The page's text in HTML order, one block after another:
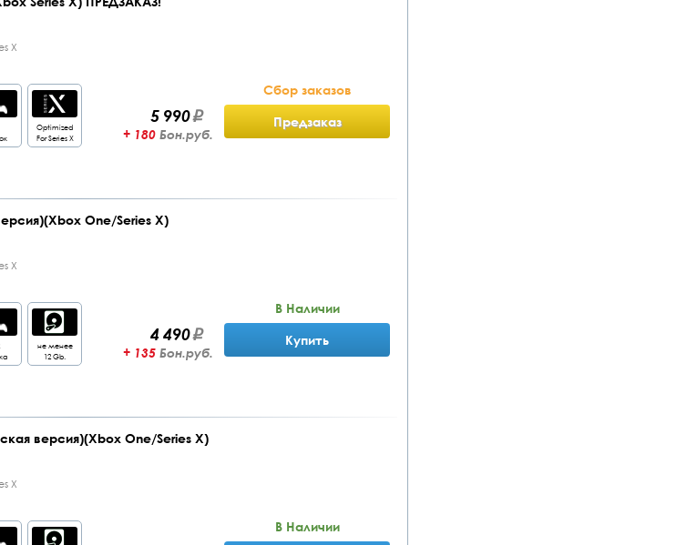
X
Optimized
For Series X
5 990
+ 180 Бон.руб.
Сбор заказов
Предзаказ
One/Series X)
X
не менее
12 Gb.
4 490
+ 135 Бон.руб.
В Наличии
Купить
версия)(Xbox One/Series X)
X
В Наличии